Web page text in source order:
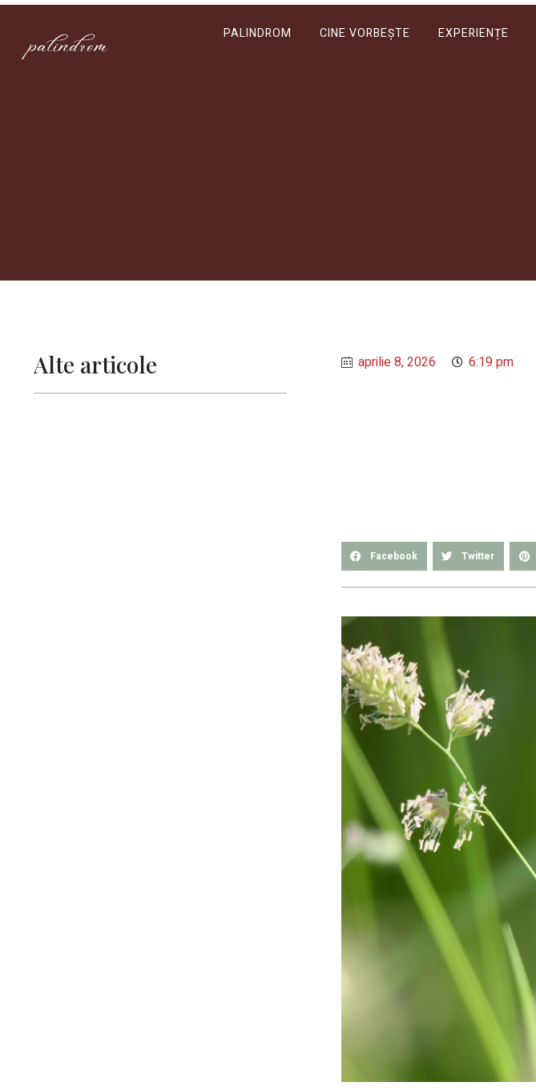
PALINDROM CINE VORBEȘTE EXPERIENȚE
Alte articole aprilie 8, 2026 6:19 pm
Facebook Twitter